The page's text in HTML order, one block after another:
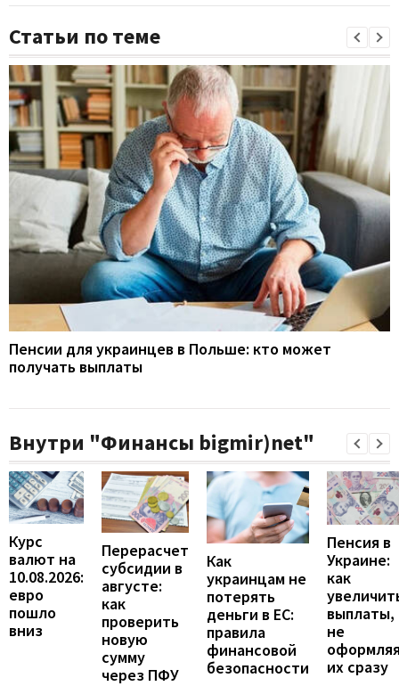
Статьи по теме
Пенсии для украинцев в Польше: кто может
получать выплаты
Внутри "Финансы bigmir)net"
Курс
валют на
10.08.2026:
евро
пошло
вниз
Перерасчет
субсидии в
августе:
как
проверить
новую
сумму
через ПФУ
Как
украинцам не
потерять
деньги в ЕС:
правила
финансовой
безопасности
Пенсия в
Украине:
как
выплаты,
не
их сразу